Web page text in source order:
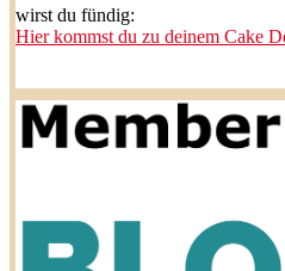
wirst du fündig:
Hier kommst du zu deinem Cake